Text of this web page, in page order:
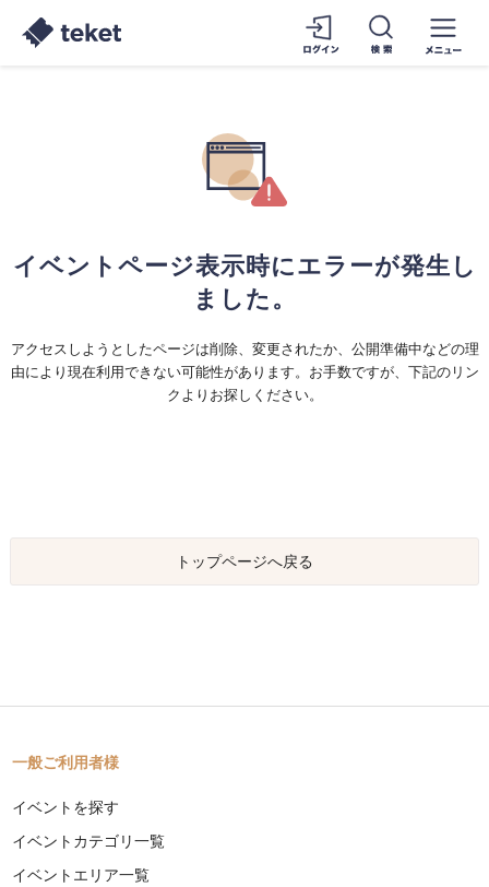
イベントページ表示時にエラーが発生し
ました。
アクセスしようとしたページは削除、変更されたか、公開準備中などの理
由により現在利用できない可能性があります。お手数ですが、下記のリン
クよりお探しください。
トップページへ戻る
一般ご利用者様
イベントを探す
イベントカテゴリ一覧
イベントエリア一覧